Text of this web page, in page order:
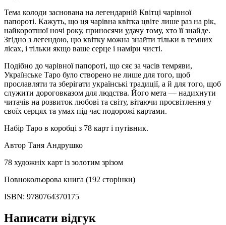
Тема колоди заснована на легендарній Квітці чарівної
папороті. Кажуть, що ця чарівна квітка цвіте лише раз на рік,
найкоротшої ночі року, приносячи удачу тому, хто її знайде.
Згідно з легендою, цю квітку можна знайти тільки в темних
лісах, і тільки якщо ваше серце і наміри чисті.
Подібно до чарівної папороті, що сяє за часів темряви,
Українське Таро було створено не лише для того, щоб
прославляти та зберігати українські традиції, а й для того, щоб
служити дороговказом для людства. Його мета — надихнути
читачів на розвиток любові та світу, вітаючи просвітлення у
своїх серцях та умах під час подорожі картами.
Набір Таро в коробці з 78 карт і путівник.
Автор Таня Андрушко
78 художніх карт із золотим зрізом
Повнокольорова книга (192 сторінки)
ISBN: 9780764370175
Написати відгук